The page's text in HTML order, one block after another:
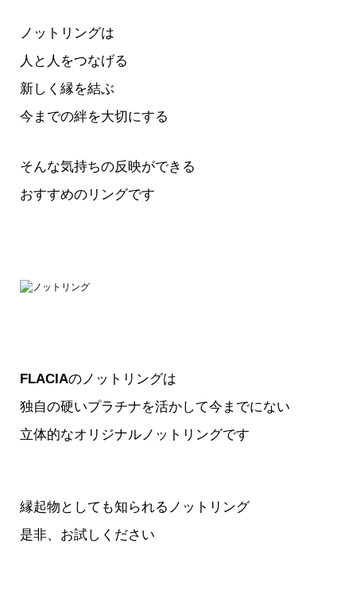
ノットリングは
人と人をつなげる
新しく縁を結ぶ
今までの絆を大切にする
そんな気持ちの反映ができる
おすすめのリングです
FLACIAのノットリングは
独自の硬いプラチナを活かして今までにない
立体的なオリジナルノットリングです
縁起物としても知られるノットリング
是非、お試しください